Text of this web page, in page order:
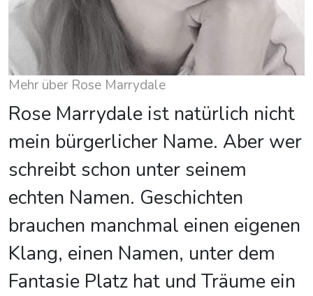
Mehr über Rose Marrydale
Rose Marrydale ist natürlich nicht
mein bürgerlicher Name. Aber wer
schreibt schon unter seinem
echten Namen. Geschichten
brauchen manchmal einen eigenen
Klang, einen Namen, unter dem
Fantasie Platz hat und Träume ein